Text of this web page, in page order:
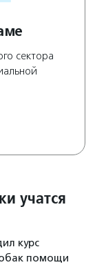
сектора
учатся
курс
помощи